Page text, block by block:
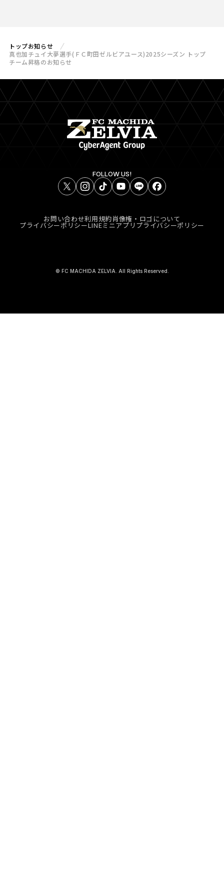
トップお知らせ
真也加チュイ大夢選手(ＦＣ町田ゼルビアユース)2025シーズン トップ
チーム昇格のお知らせ
FOLLOW US!
お問い合わせ利用規約肖像権・ロゴについて
プライバシーポリシーLINEミニアプリプライバシーポリシー
© FC MACHIDA ZELVIA. All Rights Reserved.